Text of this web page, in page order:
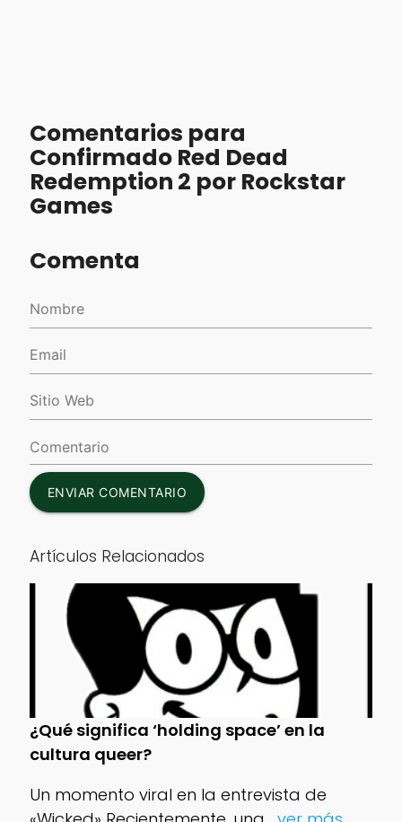
Comentarios para
Confirmado Red Dead
Redemption 2 por Rockstar
Games
Comenta
ENVIAR COMENTARIO
Artículos Relacionados
¿Qué significa ‘holding space’ en la
cultura queer?
Un momento viral en la entrevista de